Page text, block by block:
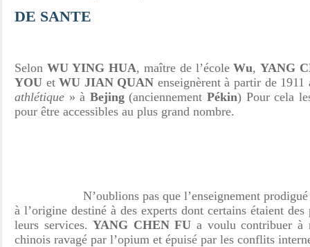
DE SANTE
Selon WU YING HUA, maître de l’écoleWu,YANG
YOU etWU JIAN QUAN enseignèrent à partir de
athlétique » à Bejing(anciennement Pékin) Pour cela
pour être accessibles au plus grand nombre.
N’oublions pas que l’enseignement
à l’origine destiné à des experts dont certains étaient
leurs services.YANG CHEN FU a voulu contribuer à
chinois ravagé par l’opium et épuisé par les conflits